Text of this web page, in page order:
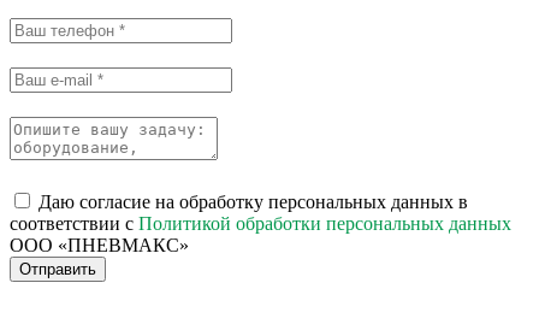
Даю согласие на обработку персональных данных в
соответствии с Политикой обработки персональных данных
ООО «ПНЕВМАКС»
Отправить